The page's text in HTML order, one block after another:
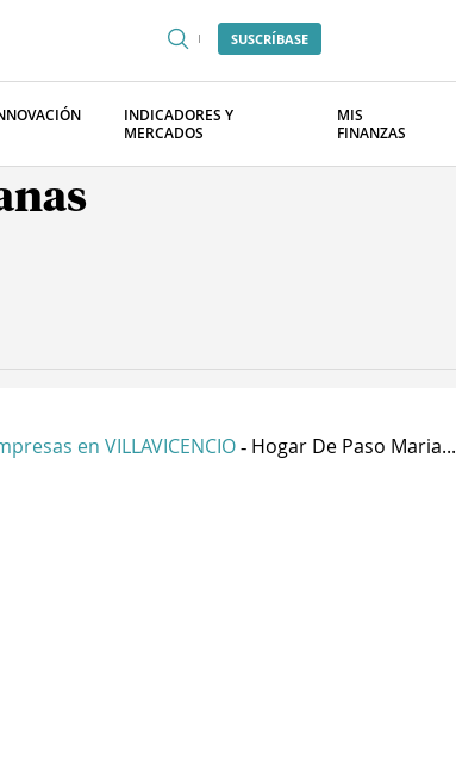
SUSCRÍBASE
INDICADORES Y
MERCADOS
MIS
FINANZAS
en VILLAVICENCIO - Hogar De Paso Maria...